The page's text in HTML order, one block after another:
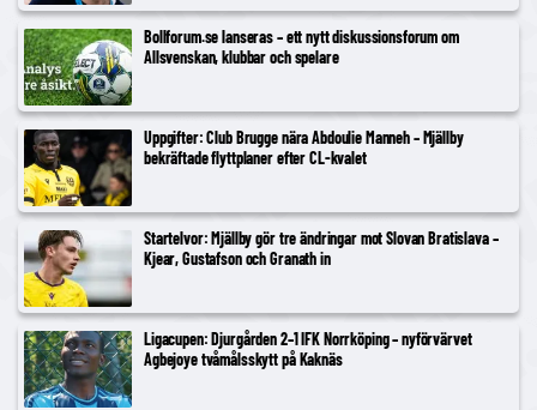
Bollforum.se lanseras – ett nytt diskussionsforum om
Allsvenskan, klubbar och spelare
Uppgifter: Club Brugge nära Abdoulie Manneh – Mjällby
bekräftade flyttplaner efter CL-kvalet
Startelvor: Mjällby gör tre ändringar mot Slovan Bratislava –
Kjear, Gustafson och Granath in
Ligacupen: Djurgården 2–1 IFK Norrköping – nyförvärvet
Agbejoye tvåmålsskytt på Kaknäs